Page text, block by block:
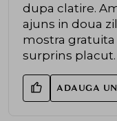
dupa clatire.
ajuns in doua
mostra
surprins placut.
ADAUGA